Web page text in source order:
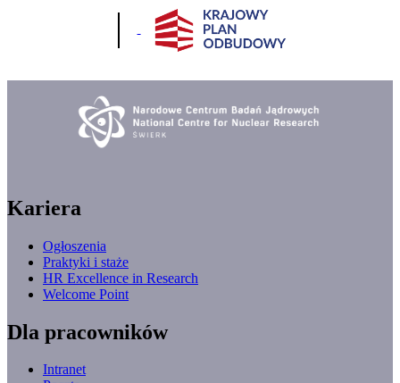
Kariera
Ogłoszenia
Praktyki i staże
HR Excellence in Research
Welcome Point
Dla pracowników
Intranet